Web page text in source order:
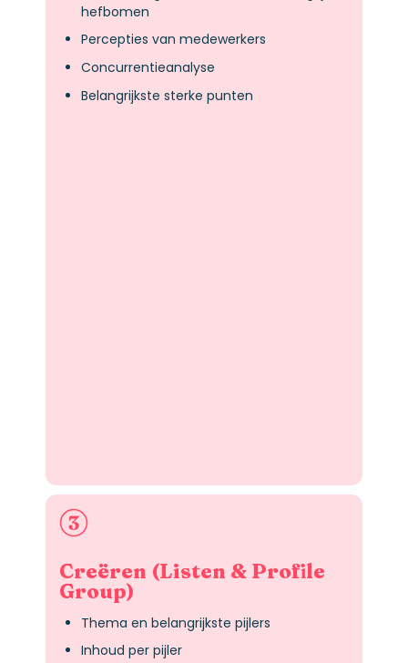
hefbomen
Percepties van medewerkers
Concurrentieanalyse
Belangrijkste sterke punten
Creëren (Listen & Profile
Group)
Thema en belangrijkste pijlers
Inhoud per pijler